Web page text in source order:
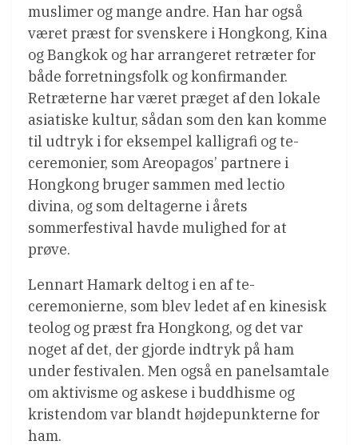
muslimer og mange andre. Han har også
været præst for svenskere i Hongkong, Kina
og Bangkok og har arrangeret retræter for
både forretningsfolk og konfirmander.
Retræterne har været præget af den lokale
asiatiske kultur, sådan som den kan komme
til udtryk i for eksempel kalligrafi og te-
ceremonier, som Areopagos’ partnere i
Hongkong bruger sammen med lectio
divina, og som deltagerne i årets
sommerfestival havde mulighed for at
prøve.
Lennart Hamark deltog i en af te-
ceremonierne, som blev ledet af en kinesisk
teolog og præst fra Hongkong, og det var
noget af det, der gjorde indtryk på ham
under festivalen. Men også en panelsamtale
om aktivisme og askese i buddhisme og
kristendom var blandt højdepunkterne for
ham.